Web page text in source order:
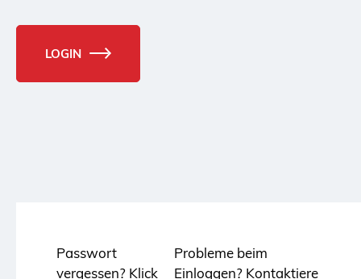
LOGIN
Passwort
vergessen? Klick
Probleme beim
Einloggen? Kontaktiere